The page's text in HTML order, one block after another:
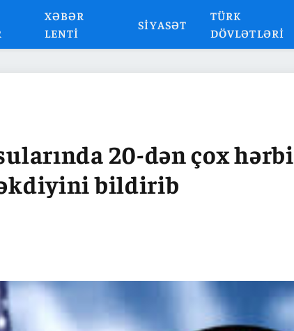
XƏBƏR
LENTI
SIYASƏT
TÜRK
DÖVLƏTLƏRI
20-dən çox hərbi
bildirib